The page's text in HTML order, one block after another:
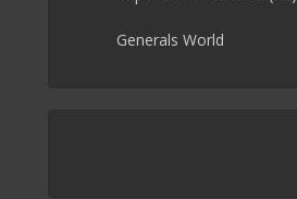
Generals World